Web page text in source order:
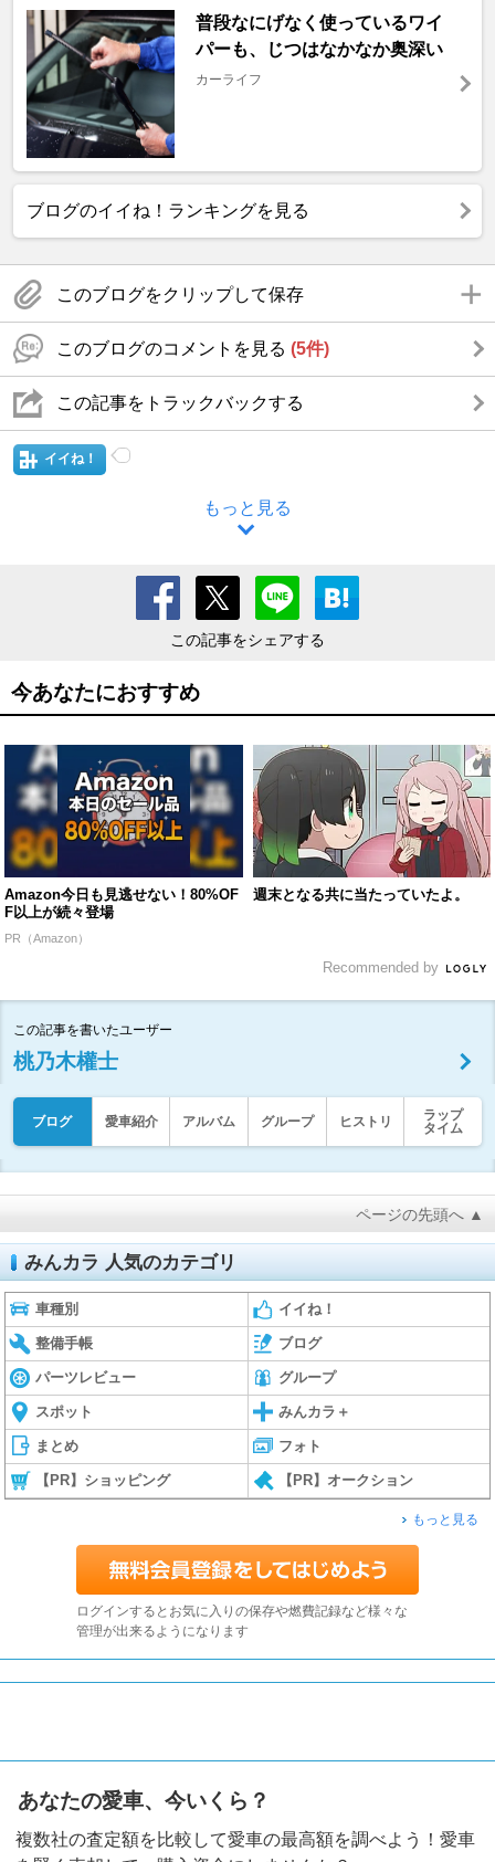
普段なにげなく使っているワイ
パーも、じつはなかなか奥深い
カーライフ
ブログのイイね！ランキングを見る
このブログをクリップして保存
このブログのコメントを見る (5件)
この記事をトラックバックする
イイね！
もっと見る
この記事をシェアする
今あなたにおすすめ
Amazon今日も見逃せない！80%OF
F以上が続々登場
PR（Amazon）
週末となる共に当たっていたよ。
Recommended by
この記事を書いたユーザー
桃乃木權士
ブログ 愛車紹介 アルバム グループ ヒストリ
ラップ
タイム
ページの先頭へ ▲
みんカラ 人気のカテゴリ
車種別 イイね！
整備手帳 ブログ
パーツレビュー グループ
スポット みんカラ＋
まとめ フォト
【PR】ショッピング 【PR】オークション
もっと見る
ログインするとお気に入りの保存や燃費記録など様々な
管理が出来るようになります
あなたの愛車、今いくら？
複数社の査定額を比較して愛車の最高額を調べよう！愛車